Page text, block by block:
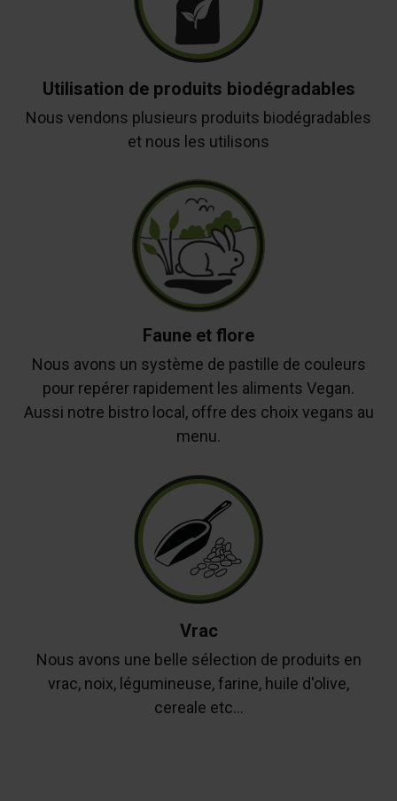
Utilisation de produits biodégradables
Nous vendons plusieurs produits biodégradables
et nous les utilisons
Faune et flore
Nous avons un système de pastille de couleurs
pour repérer rapidement les aliments Vegan.
Aussi notre bistro local, offre des choix vegans au
menu.
Vrac
Nous avons une belle sélection de produits en
vrac, noix, légumineuse, farine, huile d'olive,
cereale etc...